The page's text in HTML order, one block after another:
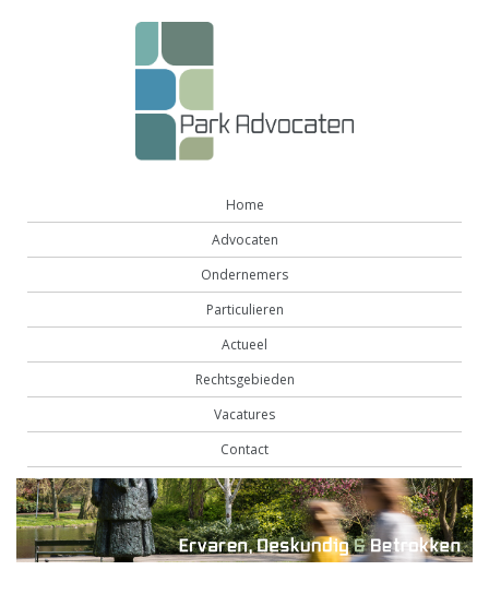
Home
Advocaten
Ondernemers
Particulieren
Actueel
Rechtsgebieden
Vacatures
Contact